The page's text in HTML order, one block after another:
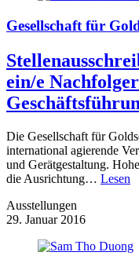
Gesellschaft für
ein/e
Die Gesellschaft für
international agierende
und Gerätgestaltung.
die Ausrichtung… Lesen
Ausstellungen
29. Januar 2016